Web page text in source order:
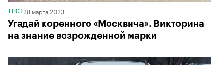
ТЕСТ 28 марта 2023
Угадай коренного «Москвича». Викторина
на знание возрожденной марки